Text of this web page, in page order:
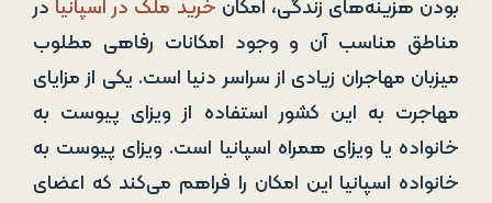
بودن هزینه‌های زندگی، امکان خرید ملک در اسپانیا در
مناطق مناسب آن و وجود امکانات رفاهی مطلوب
میزبان مهاجران زیادی از سراسر دنیا است. یکی از مزایای
مهاجرت به این کشور استفاده از ویزای پیوست به
خانواده یا ویزای همراه اسپانیا است. ویزای پیوست به
خانواده اسپانیا این امکان را فراهم می‌کند که اعضای